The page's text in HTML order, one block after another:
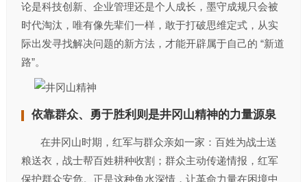
论是科技创新、企业管理还是个人成长，墨守成规只会被
时代淘汰，唯有像先辈们一样，敢于打破思维定式，从实
际出发寻找解决问题的新方法，才能开辟属于自己的 “新道
路”。​
依靠群众、勇于胜利则是井冈山精神的力量源泉
在井冈山时期，红军与群众亲如一家：百姓为战士送
粮送衣，战士帮百姓耕种收割；群众主动传递情报，红军
保护群众安危。正是这种鱼水深情，让革命力量在困境中